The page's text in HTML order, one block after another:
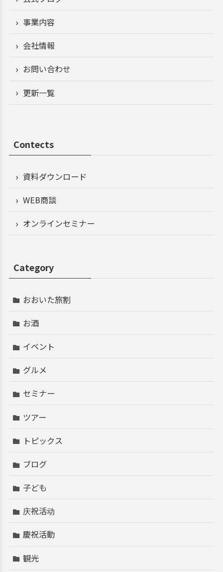
事業内容
会社情報
お問い合わせ
更新一覧
Contects
資料ダウンロード
WEB商談
オンラインセミナー
Category
おおいた旅割
お酒
イベント
グルメ
セミナー
ツアー
トピックス
ブログ
子ども
庆祝活动
慶祝活動
観光